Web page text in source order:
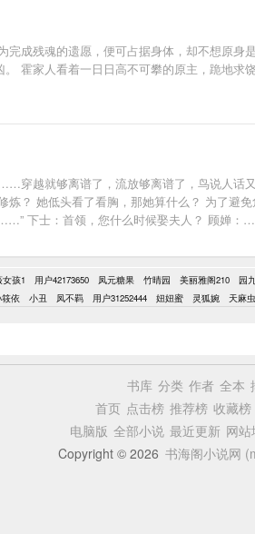
成残魂的遗愿，便可占据身体，却不想原
霍家人看着一日日高不可攀的原主，跪地求
穿越就够离谱了，流放够离谱了，鸟说人
？ 她低头看了看胸，那她算什么？ 为了
下士：首领，您什么时候娶夫人？ 顾
孩1 用户42173650 凤元糖果 竹晴园 美丽雅阁210 园
依 小丑 凤不羁 用户31252444 妞妞蜜 灵狐婉 天麻
书库 分类 作者 全本
首页 点击榜 推荐榜 收藏榜
电脑版 全部小说 最近更新 网站
Copyright © 2026 书海阁小说网